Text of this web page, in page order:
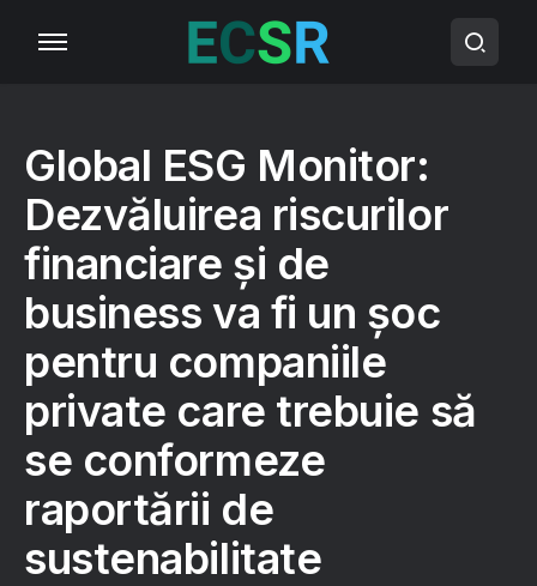
Global ESG Monitor:
Dezvăluirea riscurilor
financiare și de
business va fi un șoc
pentru companiile
private care trebuie să
se conformeze
raportării de
sustenabilitate